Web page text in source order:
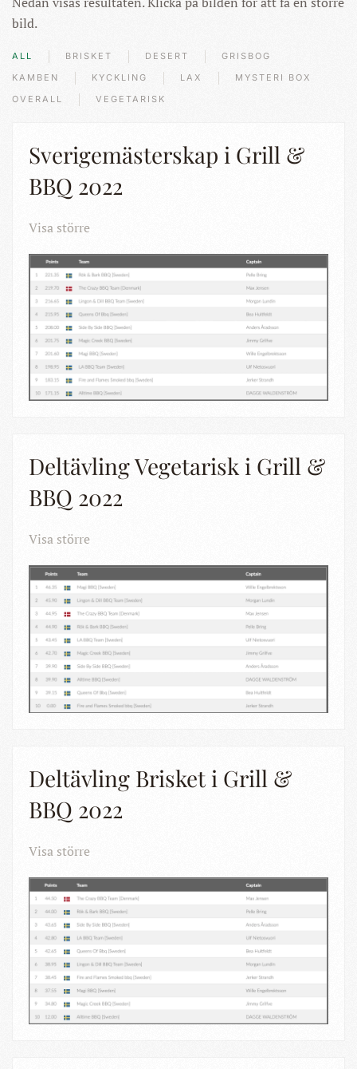
bild.
ALL BRISKET DESERT
GRISBOG
KAMBEN
KYCKLING LAX
MYSTERI BOX
OVERALL
VEGETARISK
Sverigemästerskap i Grill &
BBQ 2022
Visa större
Deltävling Vegetarisk i Grill &
BBQ 2022
Visa större
Deltävling Brisket i Grill &
BBQ 2022
Visa större